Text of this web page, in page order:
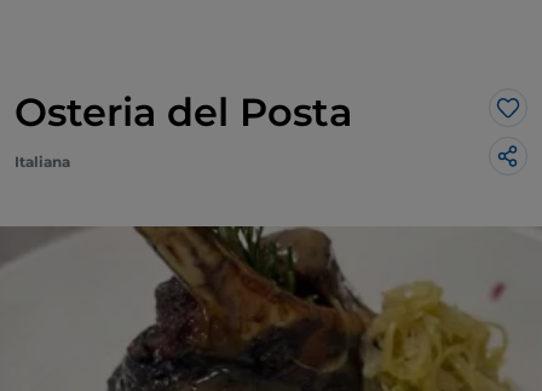
Osteria del Posta
Italiana